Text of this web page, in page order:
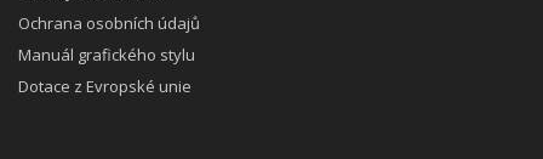
Ochrana osobních údajů
Manuál grafického stylu
Dotace z Evropské unie